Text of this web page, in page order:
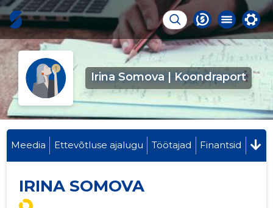
Irina Somova | Koondraport
Meedia Ettevõtluse ajalugu Töötajad Finantsid
IRINA SOMOVA